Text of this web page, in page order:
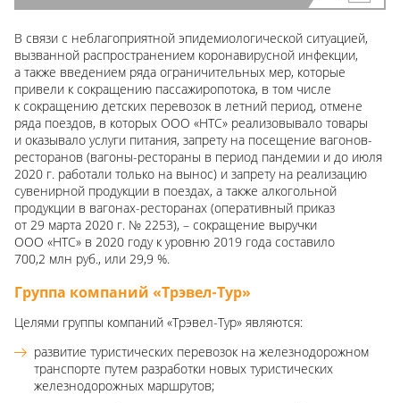
В связи с неблагоприятной эпидемиологической ситуацией,
вызванной распространением коронавирусной инфекции,
а также введением ряда ограничительных мер, которые
привели к сокращению пассажиропотока, в том числе
к сокращению детских перевозок в летний период, отмене
ряда поездов, в которых ООО «НТС» реализовывало товары
и оказывало услуги питания, запрету на посещение вагонов-
ресторанов (вагоны-рестораны в период пандемии и до июля
2020 г. работали только на вынос) и запрету на реализацию
сувенирной продукции в поездах, а также алкогольной
продукции в вагонах-ресторанах (оперативный приказ
от 29 марта 2020 г. № 2253), – сокращение выручки
ООО «НТС» в 2020 году к уровню 2019 года составило
700,2 млн руб., или 29,9 %.
Группа компаний «Трэвел-Тур»
Целями группы компаний «Трэвел-Тур» являются:
развитие туристических перевозок на железнодорожном
транспорте путем разработки новых туристических
железнодорожных маршрутов;